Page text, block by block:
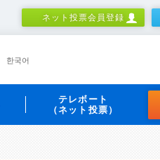
ネット投票会員登録
한국어
テレボート
（ネット投票）